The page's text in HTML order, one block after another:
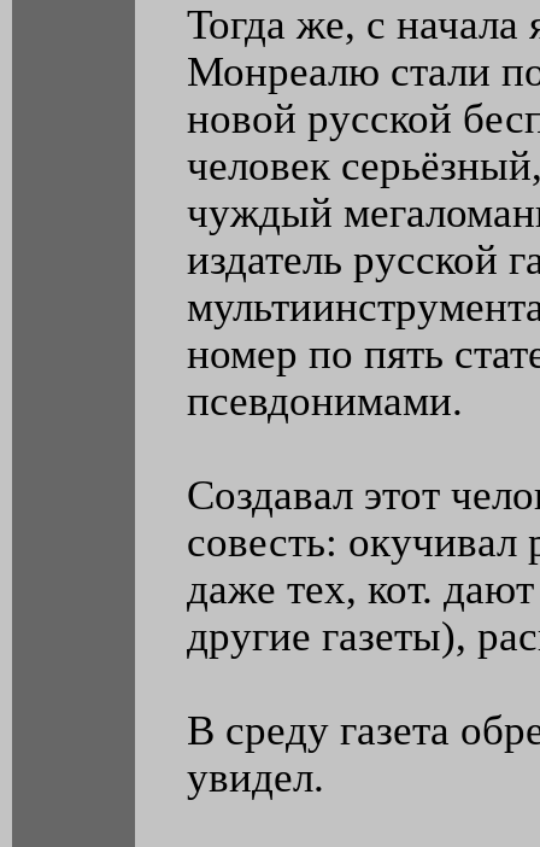
Тогда же, с начала
Монреалю стали
новой русской
человек
чуждый
издатель русской
номер по пять
псевдонимами.
Создавал этот
совесть: окучивал
даже тех, кот.
другие газеты),
В среду газета
увидел.